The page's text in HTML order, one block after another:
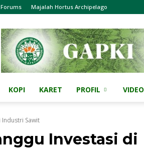
Forums Majalah Hortus Archipelago
KOPI KARET PROFIL VIDEO
Industri Sawit
Investasi di